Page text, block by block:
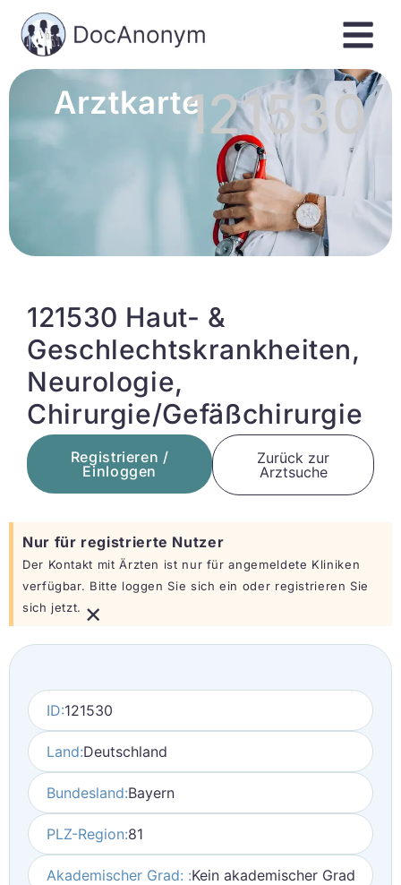
Arztkarte121530
121530 Haut- &
Geschlechtskrankheiten,
Neurologie,
Chirurgie/Gefäßchirurgie
Registrieren /
Einloggen
Zurück zur
Arztsuche
Nur für registrierte Nutzer
Der Kontakt mit Ärzten ist nur für angemeldete Kliniken
verfügbar. Bitte loggen Sie sich ein oder registrieren Sie
sich jetzt. ×
ID:121530
Land:Deutschland
Bundesland:Bayern
PLZ-Region:81
Akademischer Grad: :Kein akademischer Grad